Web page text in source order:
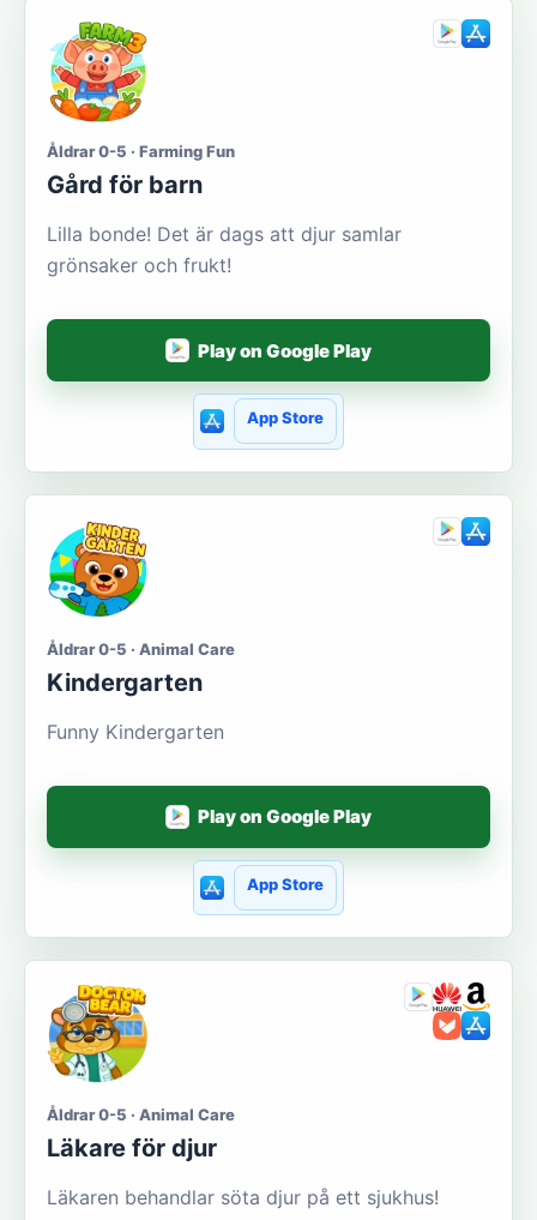
Åldrar 0-5 · Farming Fun
Gård för barn
Lilla bonde! Det är dags att djur samlar
grönsaker och frukt!
Play on Google Play
App Store
Åldrar 0-5 · Animal Care
Kindergarten
Funny Kindergarten
Play on Google Play
App Store
Åldrar 0-5 · Animal Care
Läkare för djur
Läkaren behandlar söta djur på ett sjukhus!